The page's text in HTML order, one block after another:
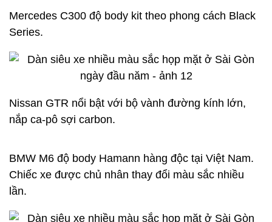
Mercedes C300 độ body kit theo phong cách Black
Series.
Nissan GTR nổi bật với bộ vành đường kính lớn,
nắp ca-pô sợi carbon.
BMW M6 độ body Hamann hàng độc tại Việt Nam.
Chiếc xe được chủ nhân thay đổi màu sắc nhiều
lần.